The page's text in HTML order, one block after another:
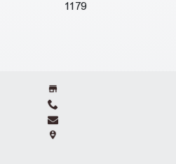
1179